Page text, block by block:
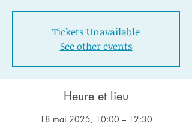
Tickets Unavailable
See other events
Heure et lieu
18 mai 2025, 10:00 – 12:30